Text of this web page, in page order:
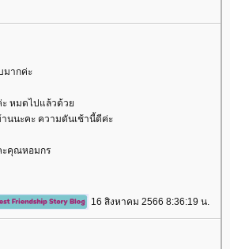
มากค่ะ
ะ หมดไปแล้วด้ว
นนะคะ ความดันเช้านี้ดีค่ะ
ะคุณหอมกร
16 สิงหาคม 2566 8:36:19 น.